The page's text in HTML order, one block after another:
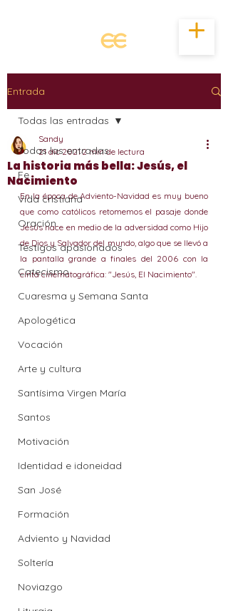
Entrada
Todas las entradas
Fe
Vida cristiana
Oración
Testigos apasionados
Catecismo
Cuaresma y Semana Santa
Apologética
Vocación
Arte y cultura
Santísima Virgen María
Santos
Motivación
Identidad e idoneidad
San José
Formación
Adviento y Navidad
Soltería
Noviazgo
Todas las entradas
La historia más bella: Jesús, el
Nacimiento
Sandy
21 dic 20212 min de lectura
En la época de Adviento-Navidad es muy bueno
que como católicos retomemos el pasaje donde
Jesús nace en medio de la adversidad como Hijo
de Dios y Salvador del mundo, algo que se llevó a
la pantalla grande a finales del 2006 con la
cinta cinematográfica: "Jesús, El Nacimiento".